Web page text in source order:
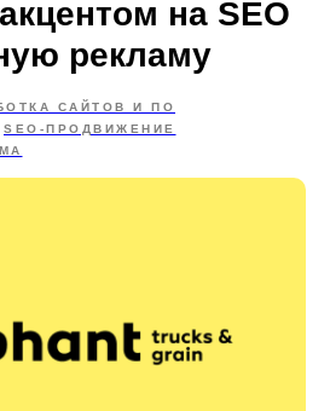
на SEO
рекламу
САЙТОВ И ПО
SEO-ПРОДВИЖЕНИЕ